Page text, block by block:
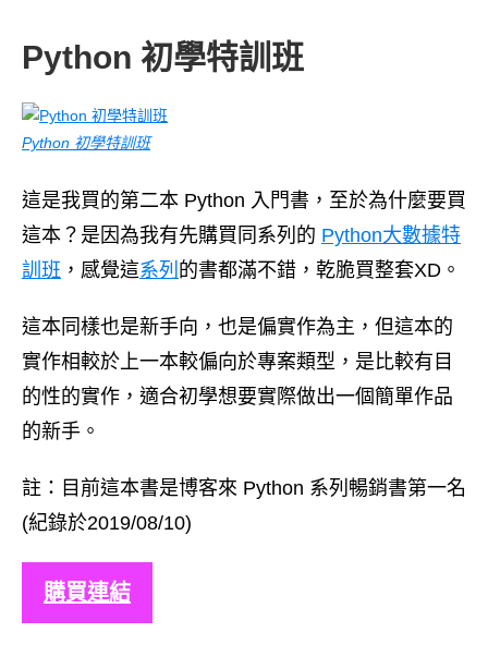
Python 初學特訓班
Python 初學特訓班
這是我買的第二本 Python 入門書，至於為什麼要買
這本？是因為我有先購買同系列的 Python大數據特
訓班 ，感覺這系列 的書都滿不錯，乾脆買整套XD。
這本同樣也是新手向，也是偏實作為主，但這本的
實作相較於上一本較偏向於專案類型，是比較有目
的性的實作，適合初學想要實際做出一個簡單作品
的新手。
註：目前這本書是博客來 Python 系列暢銷書第一名
(紀錄於2019/08/10)
購買連結